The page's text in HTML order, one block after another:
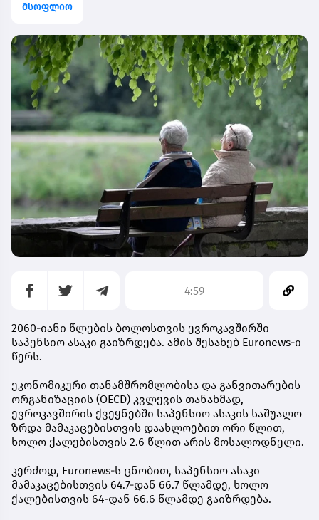
მსოფლიო
4:59
2060-იანი წლების ბოლოსთვის ევროკავშირში
საპენსიო ასაკი გაიზრდება. ამის შესახებ Euronews-ი
წერს.
ეკონომიკური თანამშრომლობისა და განვითარების
ორგანიზაციის (OECD) კვლევის თანახმად,
ევროკავშირის ქვეყნებში საპენსიო ასაკის საშუალო
ზრდა მამაკაცებისთვის დაახლოებით ორი წლით,
ხოლო ქალებისთვის 2.6 წლით არის მოსალოდნელი.
კერძოდ, Euronews-ს ცნობით, საპენსიო ასაკი
მამაკაცებისთვის 64.7-დან 66.7 წლამდე, ხოლო
ქალებისთვის 64-დან 66.6 წლამდე გაიზრდება.